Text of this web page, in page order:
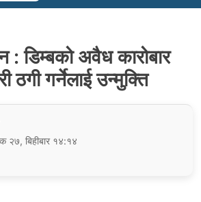
डिम्बको अवैध कारोबार
ठगी गर्नेलाई उन्मुक्ति
२७, बिहीबार १४:१४